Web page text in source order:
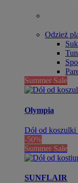
Odzież
Summer Sale
Olympia
Dół od
-50%
Summer Sale
SUNFLAIR